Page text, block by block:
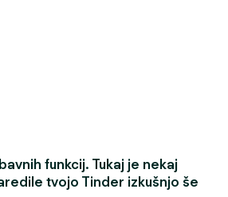
funkcij. Tukaj je nekaj
tvojo Tinder izkušnjo še